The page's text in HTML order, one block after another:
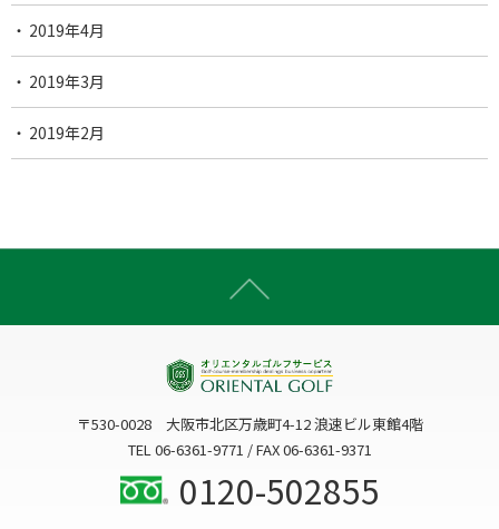
2019年4月
2019年3月
2019年2月
〒530-0028 大阪市北区万歳町4-12 浪速ビル東館4階
TEL 06-6361-9771 / FAX 06-6361-9371
0120-502855